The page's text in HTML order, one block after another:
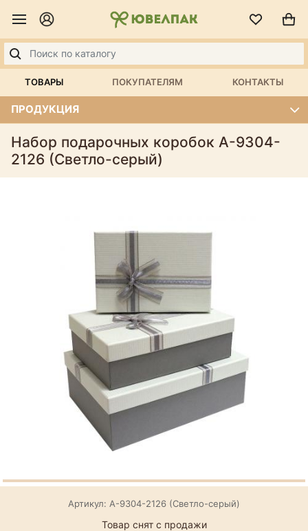
ТОВАРЫ ПОКУПАТЕЛЯМ КОНТАКТЫ
ПРОДУКЦИЯ
Набор подарочных коробок А-9304-
2126 (Светло-серый)
Артикул: А-9304-2126 (Светло-серый)
Товар снят с продажи